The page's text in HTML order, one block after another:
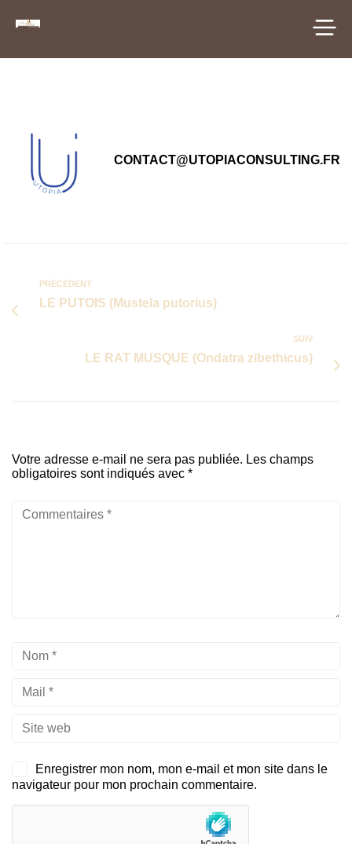
CONTACT@UTOPIACONSULTING.FR
PRÉCÉDENT
LE PUTOIS (Mustela putorius)
SUIV
LE RAT MUSQUE (Ondatra zibethicus)
Votre adresse e-mail ne sera pas publiée. Les champs
obligatoires sont indiqués avec *
Enregistrer mon nom, mon e-mail et mon site dans le
navigateur pour mon prochain commentaire.